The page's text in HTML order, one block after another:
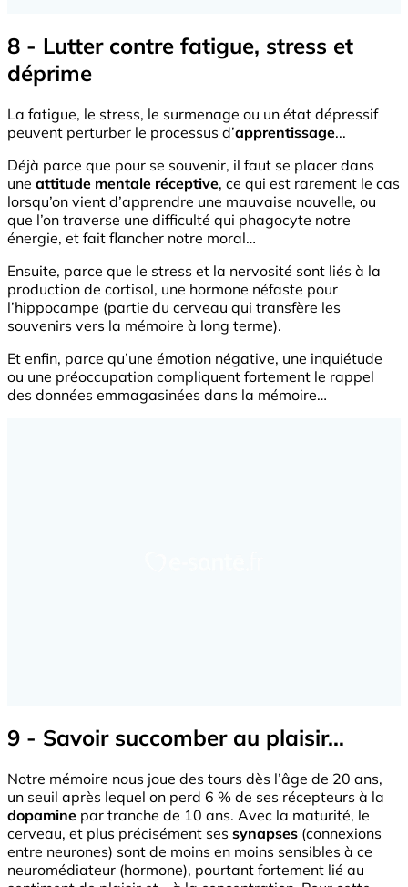
8 - Lutter contre fatigue, stress et
déprime
La fatigue, le stress, le surmenage ou un état dépressif
peuvent perturber le processus d’apprentissage...
Déjà parce que pour se souvenir, il faut se placer dans
une attitude mentale réceptive, ce qui est rarement le cas
lorsqu’on vient d’apprendre une mauvaise nouvelle, ou
que l’on traverse une difficulté qui phagocyte notre
énergie, et fait flancher notre moral…
Ensuite, parce que le stress et la nervosité sont liés à la
production de cortisol, une hormone néfaste pour
l’hippocampe (partie du cerveau qui transfère les
souvenirs vers la mémoire à long terme).
Et enfin, parce qu’une émotion négative, une inquiétude
ou une préoccupation compliquent fortement le rappel
des données emmagasinées dans la mémoire…
9 - Savoir succomber au plaisir…
Notre mémoire nous joue des tours dès l’âge de 20 ans,
un seuil après lequel on perd 6 % de ses récepteurs à la
dopamine par tranche de 10 ans. Avec la maturité, le
cerveau, et plus précisément ses synapses (connexions
entre neurones) sont de moins en moins sensibles à ce
neuromédiateur (hormone), pourtant fortement lié au